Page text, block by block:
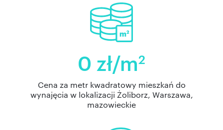
0 zł/m2
Cena za metr kwadratowy mieszkań do
wynajęcia w lokalizacji Żoliborz, Warszawa,
mazowieckie